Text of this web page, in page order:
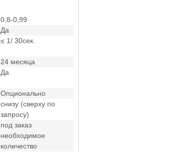
0,8-0,99
Да
≤ 1/ 30сек.
24 месяца
Да
Опционально
снизу (сверху по
запросу)
под заказ
необходимое
количество